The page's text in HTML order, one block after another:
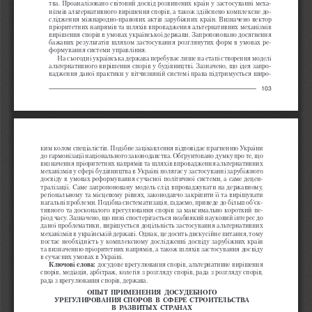
103
тва. Проаналізовано світовий досвід розвинених країн у застосуванні меха-
нізмів альтернативного вирішення спорів, а також здійснено комплексне до-
слідження міжнародно-правових актів зарубіжних країн. Визначено вектор
пріоритетних напрямів та шляхів впровадження альтернативних механізмів
вирішення спорів в умовах української держави. Запропоновано досягнення
бажаних результатів шляхом застосування розглянутих форм в умовах ре-
формування системи управління.
На сьогодні українська держава перебуває лише на етапі створення моделі
альтернативного вирішення спорів у будівництві. Зазначено, що ідея запро-
вадження даної практики у вітчизняній системі права підтримується широ-
ким колом спеціалістів. Подібне зацікавлення відповідає прагненню України
до гармонізації національного законодавства. Обґрунтовано думку про те, що
визначення пріоритетних напрямів та шляхів впровадження альтернативних
механізмів у сфері будівництва в Україні полягає у застосуванні зарубіжного
досвіду в умовах реформування сучасної політичної системи, а саме децен-
тралізації. Саме запропоновану модель слід впроваджувати на державному,
регіональному та місцевому рівнях, законодавчо закріпити її та вирішувати
нагальні проблеми. Подібна систематизація, гадаємо, приведе до більш об’єк-
тивного та досконалого врегулювання спорів за максимально короткий пе-
ріод часу. Зазначено, що нині спостерігається неабиякий науковий інтерес до
даної проблематики, вирішується доцільність застосування альтернативних
механізмів в українській державі. Однак, це досить дискусійне питання, тому
постає необхідність у комплексному дослідженні досвіду зарубіжних країн
та визначенню пріоритетних напрямів, а також шляхів застосування досвіду
в сучасних умовах в Україні.
Ключові слова: досудове врегулювання спорів, альтернативне вирішення
спорів, медіація, арбітраж, колегія з розгляду спорів, рада з розгляду спорів,
рада з врегулювання спорів, держава.
ОПЫТ  ПРИМЕНЕНИЯ  ДОСУДЕБНОГО
УРЕГУЛИРОВАНИЯ СПОРОВ  В  СФЕРЕ  СТРОИТЕЛЬСТВА
В  РАЗВИТЫХ  СТРАНАХ